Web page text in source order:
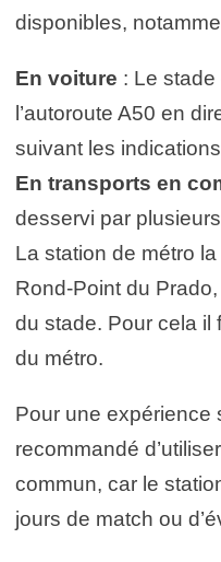
disponibles,
En voiture : Le
l’autoroute A50 en
suivant les
En transports en
desservi par
La station de métro
Rond-Point du
du stade. Pour cela il
du métro.
Pour une expérience
recommandé
commun, car le
jours de match ou